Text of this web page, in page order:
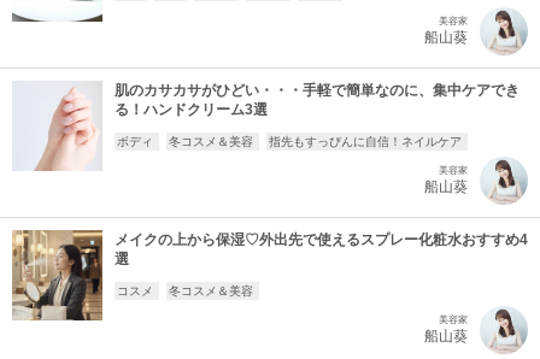
美容家
船山葵
肌のカサカサがひどい・・・手軽で簡単なのに、集中ケアでき
る！ハンドクリーム3選
ボディ 冬コスメ＆美容 指先もすっぴんに自信！ネイルケア
美容家
船山葵
メイクの上から保湿♡外出先で使えるスプレー化粧水おすすめ4
選
コスメ 冬コスメ＆美容
美容家
船山葵